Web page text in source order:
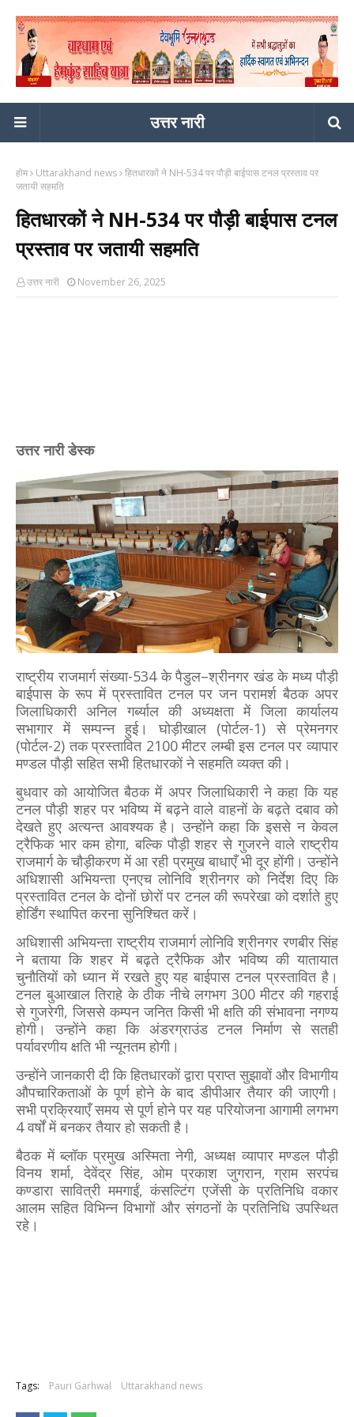
उत्तर नारी
होम Uttarakhand news हितधारकों ने NH-534 पर पौड़ी बाईपास टनल प्रस्ताव पर
जतायी सहमति
हितधारकों ने NH-534 पर पौड़ी बाईपास टनल
प्रस्ताव पर जतायी सहमति
उत्तर नारी November 26, 2025
उत्तर नारी डेस्क
राष्ट्रीय राजमार्ग संख्या-534 के पैडुल–श्रीनगर खंड के मध्य पौड़ी
बाईपास के रूप में प्रस्तावित टनल पर जन परामर्श बैठक अपर
जिलाधिकारी अनिल गर्ब्याल की अध्यक्षता में जिला कार्यालय
सभागार में सम्पन्न हुई। घोड़ीखाल (पोर्टल-1) से प्रेमनगर
(पोर्टल-2) तक प्रस्तावित 2100 मीटर लम्बी इस टनल पर व्यापार
मण्डल पौड़ी सहित सभी हितधारकों ने सहमति व्यक्त की।
बुधवार को आयोजित बैठक में अपर जिलाधिकारी ने कहा कि यह
टनल पौड़ी शहर पर भविष्य में बढ़ने वाले वाहनों के बढ़ते दबाव को
देखते हुए अत्यन्त आवश्यक है। उन्होंने कहा कि इससे न केवल
ट्रैफिक भार कम होगा, बल्कि पौड़ी शहर से गुजरने वाले राष्ट्रीय
राजमार्ग के चौड़ीकरण में आ रही प्रमुख बाधाएँ भी दूर होंगी। उन्होंने
अधिशासी अभियन्ता एनएच लोनिवि श्रीनगर को निर्देश दिए कि
प्रस्तावित टनल के दोनों छोरों पर टनल की रूपरेखा को दर्शाते हुए
होर्डिंग स्थापित करना सुनिश्चित करें।
अधिशासी अभियन्ता राष्ट्रीय राजमार्ग लोनिवि श्रीनगर रणबीर सिंह
ने बताया कि शहर में बढ़ते ट्रैफिक और भविष्य की यातायात
चुनौतियों को ध्यान में रखते हुए यह बाईपास टनल प्रस्तावित है।
टनल बुआखाल तिराहे के ठीक नीचे लगभग 300 मीटर की गहराई
से गुजरेगी, जिससे कम्पन जनित किसी भी क्षति की संभावना नगण्य
होगी। उन्होंने कहा कि अंडरग्राउंड टनल निर्माण से सतही
पर्यावरणीय क्षति भी न्यूनतम होगी।
उन्होंने जानकारी दी कि हितधारकों द्वारा प्राप्त सुझावों और विभागीय
औपचारिकताओं के पूर्ण होने के बाद डीपीआर तैयार की जाएगी।
सभी प्रक्रियाएँ समय से पूर्ण होने पर यह परियोजना आगामी लगभग
4 वर्षों में बनकर तैयार हो सकती है।
बैठक में ब्लॉक प्रमुख अस्मिता नेगी, अध्यक्ष व्यापार मण्डल पौड़ी
विनय शर्मा, देवेंद्र सिंह, ओम प्रकाश जुगरान, ग्राम सरपंच
कण्डारा सावित्री ममगाईं, कंसल्टिंग एजेंसी के प्रतिनिधि वकार
आलम सहित विभिन्न विभागों और संगठनों के प्रतिनिधि उपस्थित
रहे।
Tags: Pauri Garhwal Uttarakhand news